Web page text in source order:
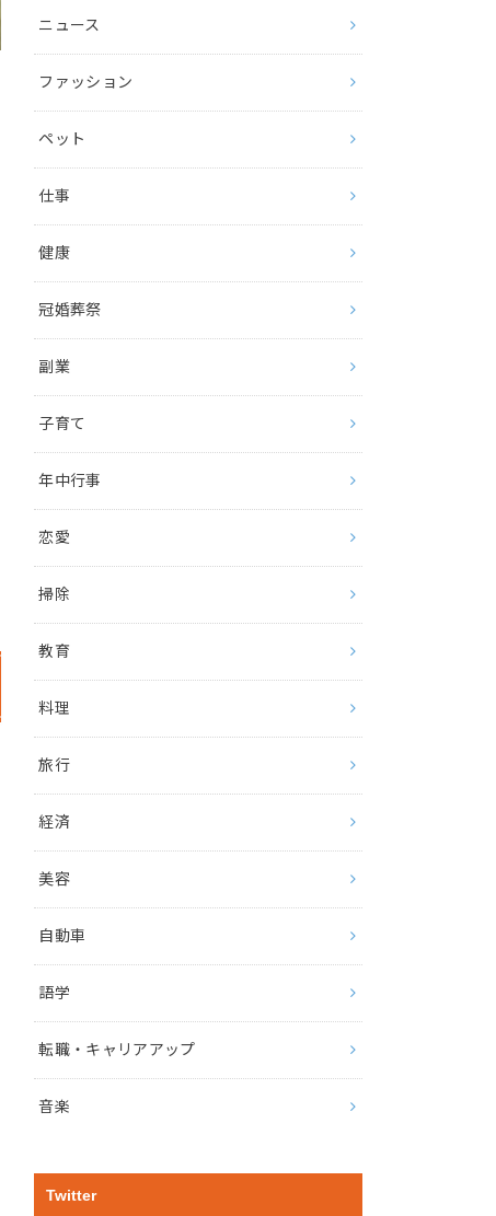
ニュース
ファッション
ペット
仕事
健康
冠婚葬祭
副業
子育て
年中行事
恋愛
掃除
教育
料理
旅行
経済
美容
自動車
語学
転職・キャリアアップ
音楽
Twitter